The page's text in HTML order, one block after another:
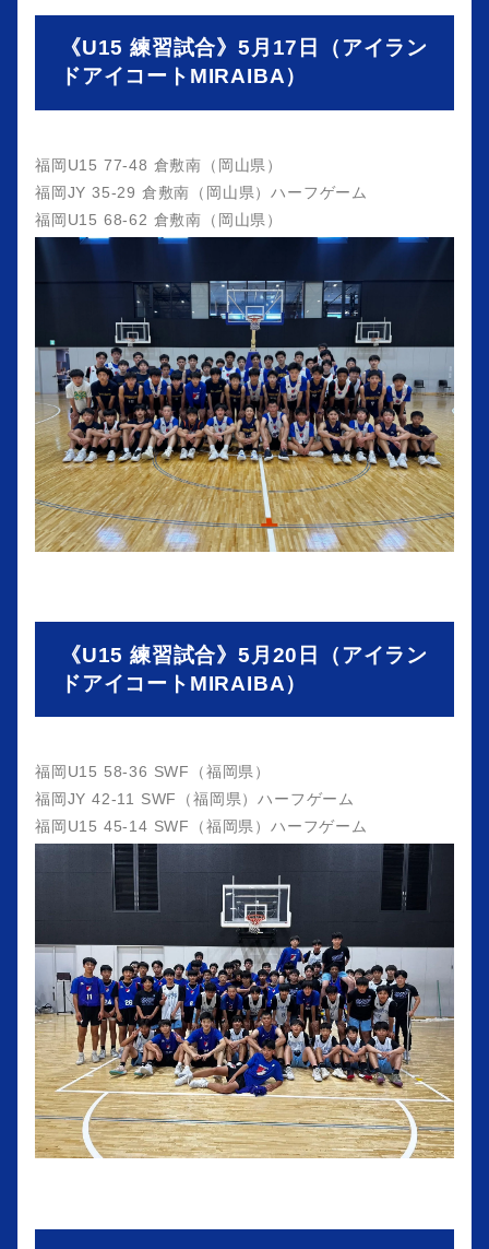
《U15 練習試合》5月17日（アイラン
ドアイコートMIRAIBA）
福岡U15 77-48 倉敷南（岡山県）
福岡JY 35-29 倉敷南（岡山県）ハーフゲーム
福岡U15 68-62 倉敷南（岡山県）
《U15 練習試合》5月20日（アイラン
ドアイコートMIRAIBA）
福岡U15 58-36 SWF（福岡県）
福岡JY 42-11 SWF（福岡県）ハーフゲーム
福岡U15 45-14 SWF（福岡県）ハーフゲーム